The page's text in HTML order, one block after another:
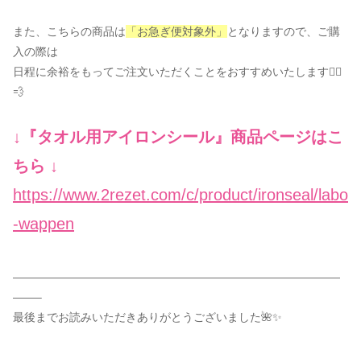
また、こちらの商品は 「お急ぎ便対象外」
となりますので、ご購
入の際は
日程に余裕をもってご注文いただくことをおすすめいたします🏃‍♀️
💨
↓『タオル用アイロンシール』商品ページはこ
ちら ↓
https://www.2rezet.com/c/product/ironseal/labo
-wappen
—————————————————————————————
——–
最後までお読みいただきありがとうございました🌺✨